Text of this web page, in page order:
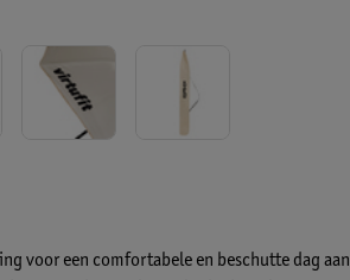
voor een comfortabele en beschutte dag aan